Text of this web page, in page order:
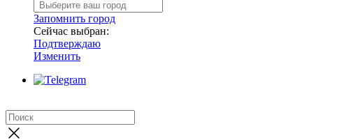
Запомнить город
Сейчас выбран:
Подтверждаю
Изменить